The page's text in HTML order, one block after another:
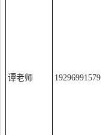
谭老师 19296991579